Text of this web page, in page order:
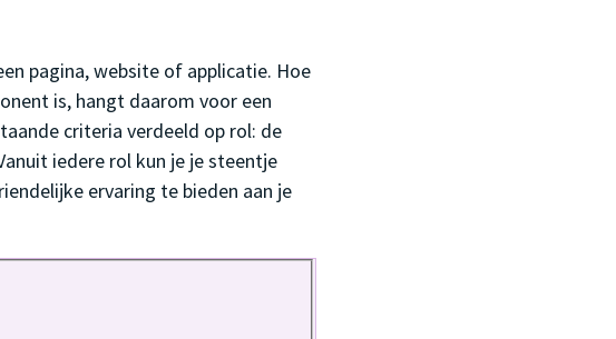
pagina, website of applicatie. Hoe
is, hangt daarom voor een
criteria verdeeld op rol: de
iedere rol kun je je steentje
ervaring te bieden aan je